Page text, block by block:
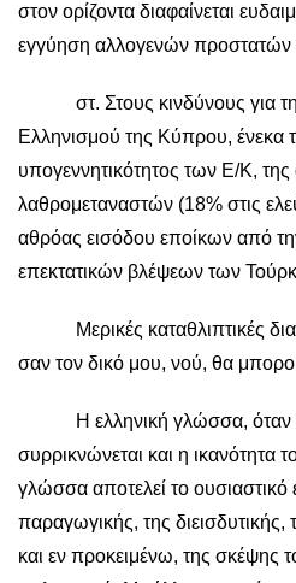
στον ορίζοντα διαφαίνεται
εγγύηση αλλογενών προστατών
στ. Στους κινδύνους για
Ελληνισμού της Κύπρου, ένεκα
υπογεννητικότητος των Ε/Κ, της
λαθρομεταναστών (18% στις
αθρόας εισόδου εποίκων από
επεκτατικών βλέψεων των
Μερικές καταθλιπτικές
σαν τον δικό μου, νού, θα
Η ελληνική γλώσσα, όταν
συρρικνώνεται και η ικανότητα
γλώσσα αποτελεί το ουσιαστικό
παραγωγικής, της
και εν προκειμένω, της σκέψης